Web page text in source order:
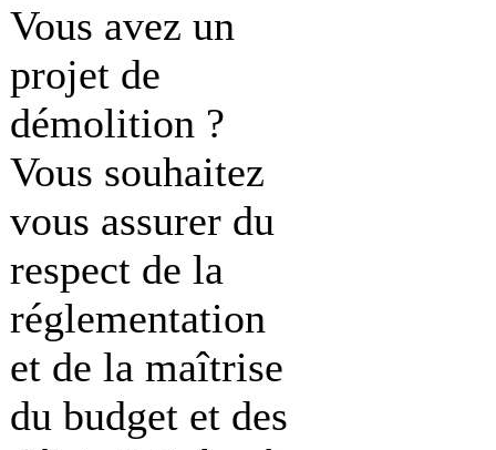
Vous avez un
projet de
démolition ?
Vous souhaitez
vous assurer du
respect de la
réglementation
et de la maîtrise
du budget et des